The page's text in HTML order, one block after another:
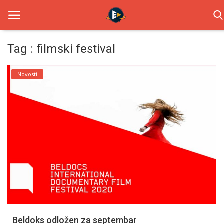
Home
Novosti
Register
Tag : filmski festival
Novosti
Beldoks odložen za septembar